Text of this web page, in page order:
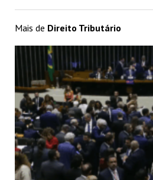
Mais de Direito Tributário